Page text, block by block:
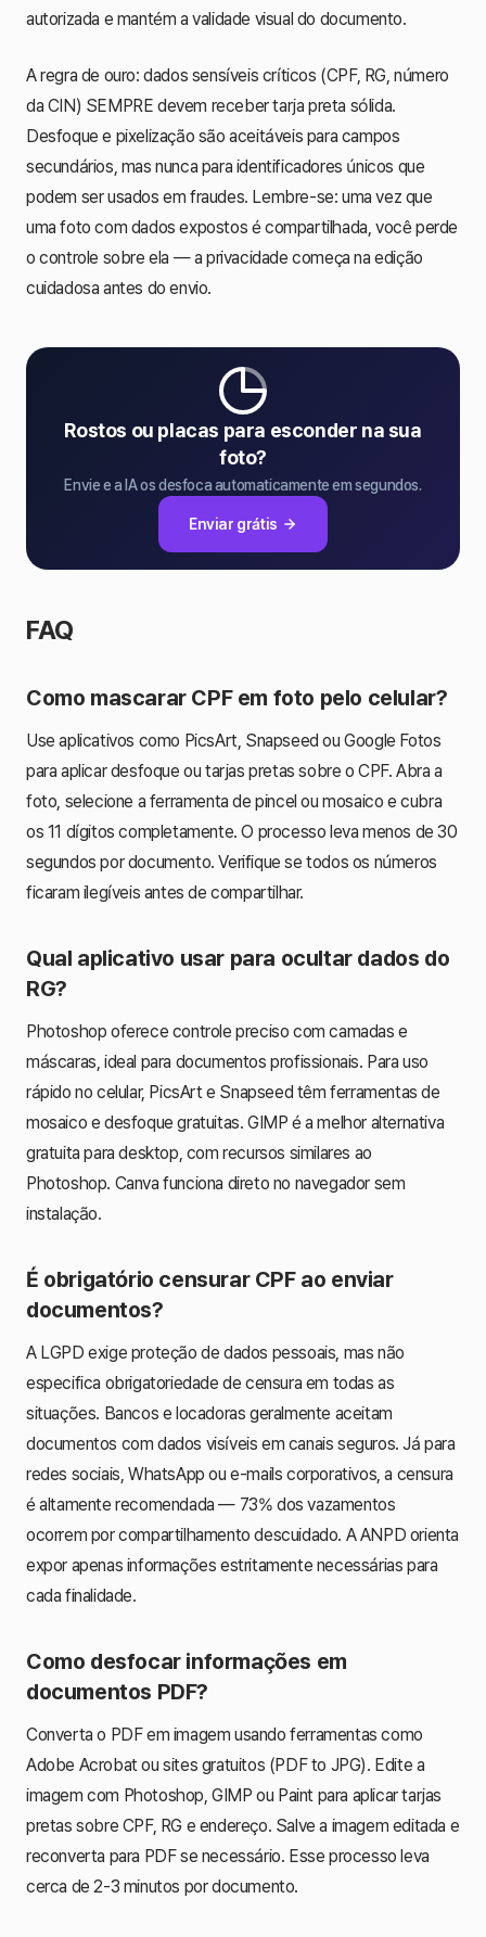
autorizada e mantém a validade visual do documento.
A regra de ouro: dados sensíveis críticos (CPF, RG, número
da CIN) SEMPRE devem receber tarja preta sólida.
Desfoque e pixelização são aceitáveis para campos
secundários, mas nunca para identificadores únicos que
podem ser usados em fraudes. Lembre-se: uma vez que
uma foto com dados expostos é compartilhada, você perde
o controle sobre ela — a privacidade começa na edição
cuidadosa antes do envio.
Rostos ou placas para esconder na sua
foto?
Envie e a IA os desfoca automaticamente em segundos.
Enviar grátis
FAQ
Como mascarar CPF em foto pelo celular?
Use aplicativos como PicsArt, Snapseed ou Google Fotos
para aplicar desfoque ou tarjas pretas sobre o CPF. Abra a
foto, selecione a ferramenta de pincel ou mosaico e cubra
os 11 dígitos completamente. O processo leva menos de 30
segundos por documento. Verifique se todos os números
ficaram ilegíveis antes de compartilhar.
Qual aplicativo usar para ocultar dados do
RG?
Photoshop oferece controle preciso com camadas e
máscaras, ideal para documentos profissionais. Para uso
rápido no celular, PicsArt e Snapseed têm ferramentas de
mosaico e desfoque gratuitas. GIMP é a melhor alternativa
gratuita para desktop, com recursos similares ao
Photoshop. Canva funciona direto no navegador sem
instalação.
É obrigatório censurar CPF ao enviar
documentos?
A LGPD exige proteção de dados pessoais, mas não
especifica obrigatoriedade de censura em todas as
situações. Bancos e locadoras geralmente aceitam
documentos com dados visíveis em canais seguros. Já para
redes sociais, WhatsApp ou e-mails corporativos, a censura
é altamente recomendada — 73% dos vazamentos
ocorrem por compartilhamento descuidado. A ANPD orienta
expor apenas informações estritamente necessárias para
cada finalidade.
Como desfocar informações em
documentos PDF?
Converta o PDF em imagem usando ferramentas como
Adobe Acrobat ou sites gratuitos (PDF to JPG). Edite a
imagem com Photoshop, GIMP ou Paint para aplicar tarjas
pretas sobre CPF, RG e endereço. Salve a imagem editada e
reconverta para PDF se necessário. Esse processo leva
cerca de 2-3 minutos por documento.